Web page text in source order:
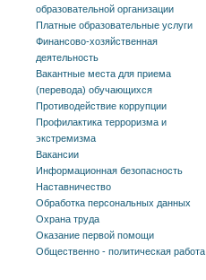
образовательной организации
Платные образовательные услуги
Финансово-хозяйственная
деятельность
Вакантные места для приема
(перевода) обучающихся
Противодействие коррупции
Профилактика терроризма и
экстремизма
Вакансии
Информационная безопасность
Наставничество
Обработка персональных данных
Охрана труда
Оказание первой помощи
Общественно - политическая работа